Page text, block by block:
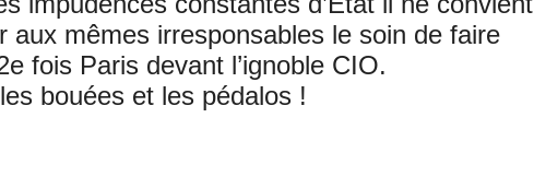
aux mêmes irresponsables le soin de faire
fois Paris devant l’ignoble CIO.
bouées et les pédalos !